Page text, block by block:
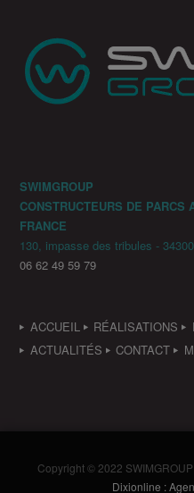
SWIMGROUP
CONSTRUCTEURS DE
FRANCE
130, impasse des tribules -
06 62 49 59 79
ACCUEIL RÉALISATIONS
ACTUALITÉS
CONTACT
Copyright © 2022
Dixionline :